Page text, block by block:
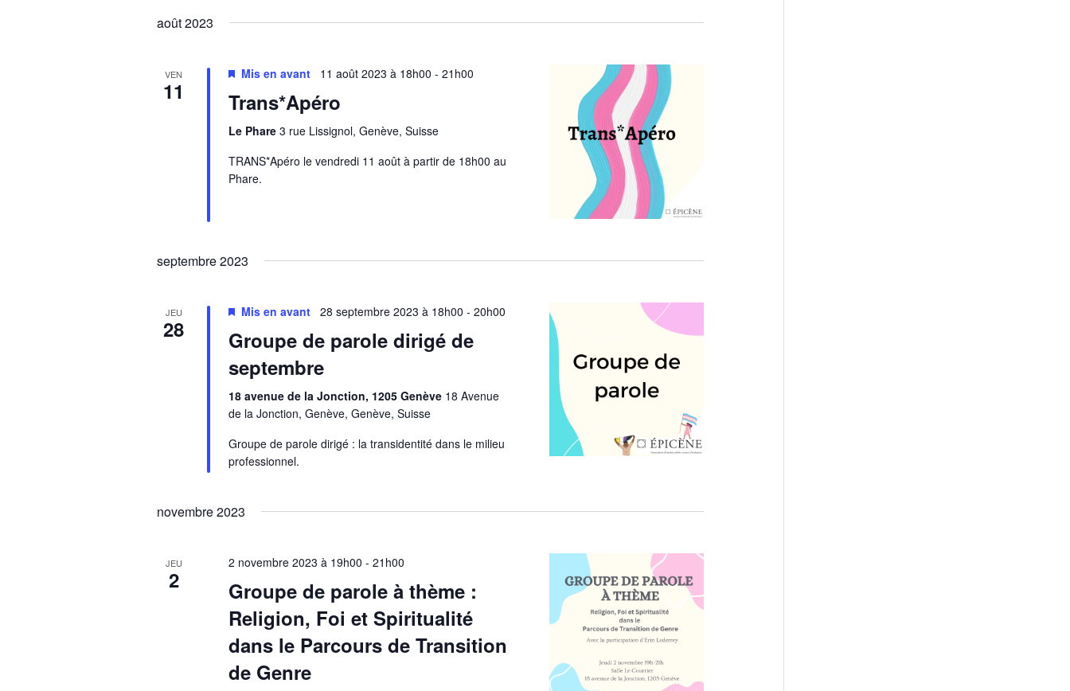
août 2023
VEN
11
Mis en avant 11 août 2023 à 18h00 -21h00
Trans*Apéro
Le Phare3 rue Lissignol, Genève, Suisse
TRANS*Apéro le vendredi 11 août à partir de 18h00 au
Phare.
septembre 2023
JEU
28
Mis en avant 28 septembre 2023 à 18h00 -20h00
Groupe de parole dirigé de
septembre
18 avenue de la Jonction, 1205 Genève 18 Avenue
de la Jonction, Genève, Genève, Suisse
Groupe de parole dirigé : la transidentité dans le milieu
professionnel.
novembre 2023
JEU
2
2 novembre 2023 à 19h00 -21h00
Groupe de parole à thème :
Religion, Foi et Spiritualité
dans le Parcours de Transition
de Genre